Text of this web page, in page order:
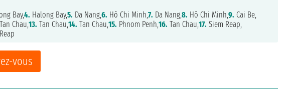
vous
Bay,4. Halong Bay,5. Da Nang,6. Hô Chi Minh,7. Da Nang,8. Hô Chi Minh,9. Cai Be,
Tan Chau,13. Tan Chau,14. Tan Chau,15. Phnom Penh,16. Tan Chau,17. Siem Reap,